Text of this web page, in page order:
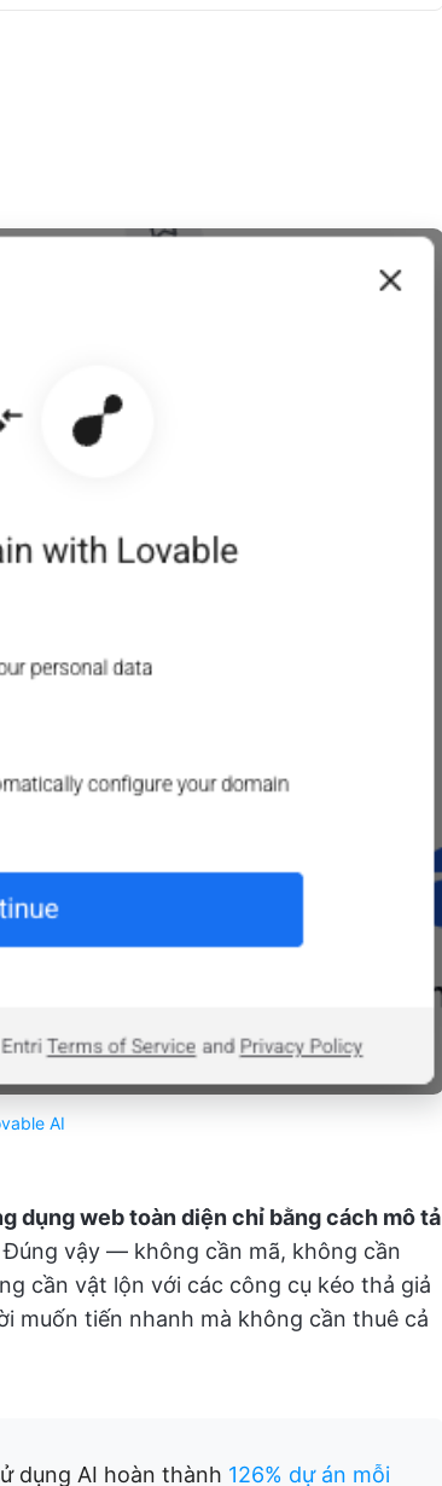
AI
dụng web toàn diện chỉ bằng cách mô tả
Đúng vậy — không cần mã, không cần
cần vật lộn với các công cụ kéo thả giả
muốn tiến nhanh mà không cần thuê cả
dụng AI hoàn thành 126% dự án mỗi